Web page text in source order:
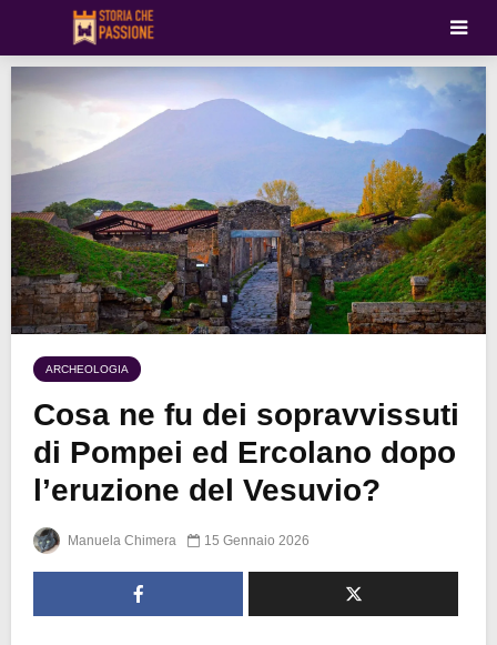
ARCHEOLOGIA
Cosa ne fu dei sopravvissuti
di Pompei ed Ercolano dopo
l’eruzione del Vesuvio?
Manuela Chimera 15 Gennaio 2026